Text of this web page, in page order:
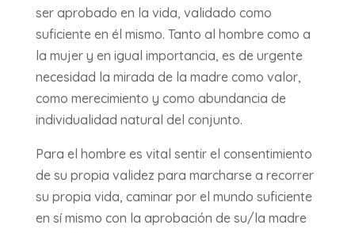
ser aprobado en la vida, validado como
suficiente en él mismo. Tanto al hombre como a
la mujer y en igual importancia, es de urgente
necesidad la mirada de la madre como valor,
como merecimiento y como abundancia de
individualidad natural del conjunto.
Para el hombre es vital sentir el consentimiento
de su propia validez para marcharse a recorrer
su propia vida, caminar por el mundo suficiente
en sí mismo con la aprobación de su/la madre